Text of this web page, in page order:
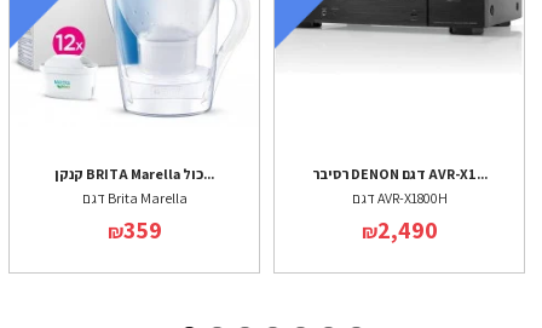
קנקן BRITA Marella כול...
דגם Brita Marella
₪359
רסיבר DENON דגם AVR-X1...
דגם AVR-X1800H
₪2,490